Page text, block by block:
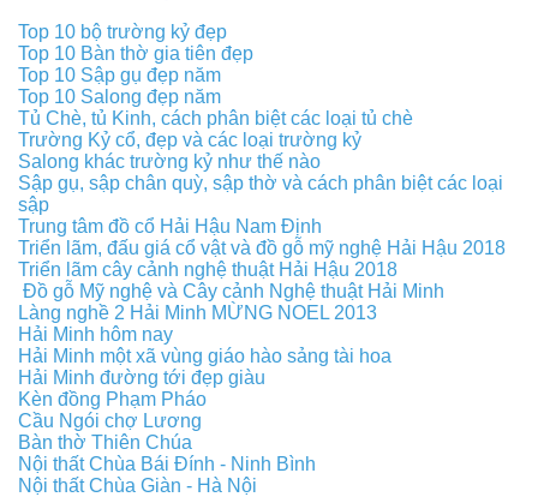
Top 10 bộ trường kỷ đẹp
Top 10 Bàn thờ gia tiên đẹp
Top 10 Sập gụ đẹp năm
Top 10 Salong đẹp năm
Tủ Chè, tủ Kinh, cách phân biệt các loại tủ chè
Trường Kỷ cổ, đẹp và các loại trường kỷ
Salong khác trường kỷ như thế nào
Sập gụ, sập chân quỳ, sập thờ và cách phân biệt các loại
sập
Trung tâm đồ cổ Hải Hậu Nam Định
Triển lãm, đấu giá cổ vật và đồ gỗ mỹ nghệ Hải Hậu 2018
Triển lãm cây cảnh nghệ thuật Hải Hậu 2018
Đồ gỗ Mỹ nghệ và Cây cảnh Nghệ thuật Hải Minh
Làng nghề 2 Hải Minh MỪNG NOEL 2013
Hải Minh hôm nay
Hải Minh một xã vùng giáo hào sảng tài hoa
Hải Minh đường tới đẹp giàu
Kèn đồng Phạm Pháo
Cầu Ngói chợ Lương
Bàn thờ Thiên Chúa
Nội thất Chùa Bái Đính - Ninh Bình
Nội thất Chùa Giàn - Hà Nội